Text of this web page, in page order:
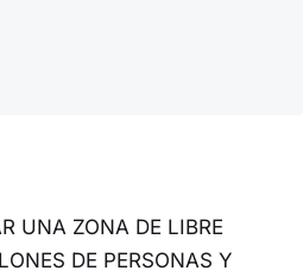
UNA ZONA DE LIBRE
DE PERSONAS Y